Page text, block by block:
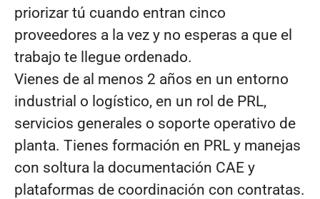
priorizar tú cuando entran cinco
proveedores a la vez y no esperas a que el
trabajo te llegue ordenado.
Vienes de al menos 2 años en un entorno
industrial o logístico, en un rol de PRL,
servicios generales o soporte operativo de
planta. Tienes formación en PRL y manejas
con soltura la documentación CAE y
plataformas de coordinación con contratas.